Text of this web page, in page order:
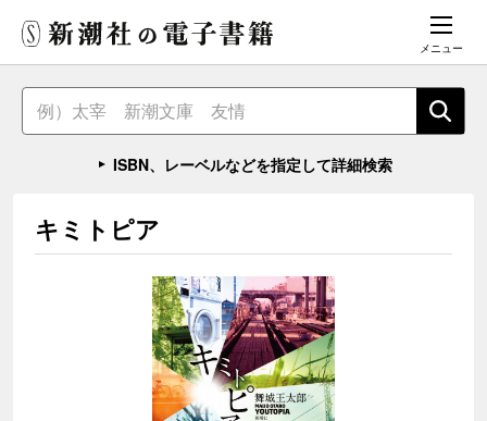
メニュー
ISBN、レーベルなどを指定して詳細検索
キミトピア